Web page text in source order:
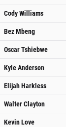
Cody Williams
Bez Mbeng
Oscar Tshiebwe
Kyle Anderson
Elijah Harkless
Walter Clayton
Kevin Love